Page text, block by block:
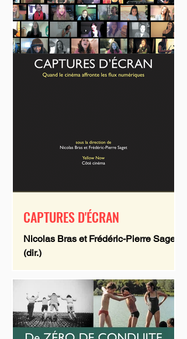
CAPTURES D'ÉCRAN
Nicolas Bras et Frédéric-Pierre Saget
(dir.)